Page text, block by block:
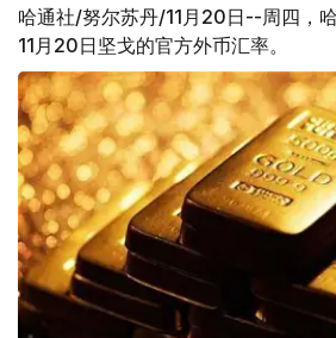
哈通社/努尔苏丹/11月20日--周四，
11月20日坚戈的官方外币汇率。